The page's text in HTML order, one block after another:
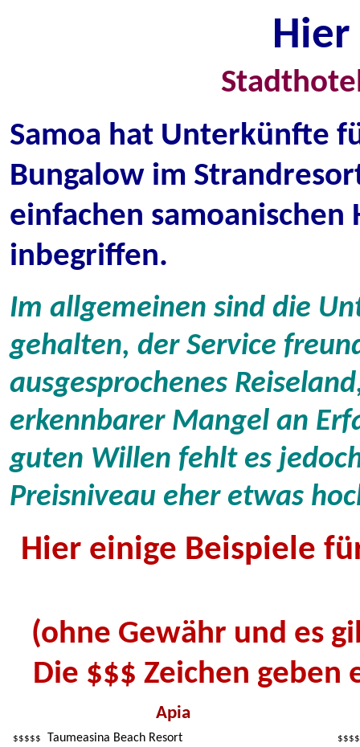
Samoa hat Unterkünfte
Bungalow im
einfachen
inbegriffen.
Im allgemeinen sind die
gehalten, der Service
ausgesprochenes
erkennbarer Mangel an
guten Willen fehlt es
Preisniveau eher etwas
Hier einige Beispiele
(ohne Gewähr und es
Die $$$ Zeichen
Apia
$$$$$ Taumeasina Beach Resort